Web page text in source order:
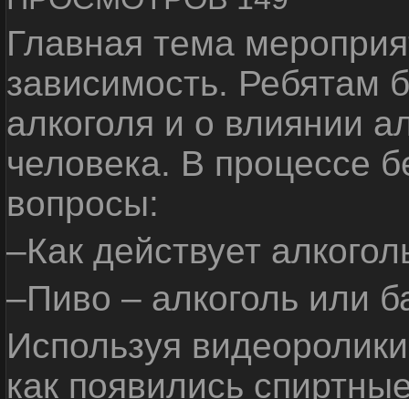
Главная тема
зависимость. Ребятам
алкоголя и о влиянии
человека. В процессе
вопросы:
–Как действует
–Пиво – алкоголь или
Используя
как появились